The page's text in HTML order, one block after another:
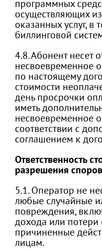
программных
осуществляющих
оказанных услуг, в
биллинговой
4.8. Абонент несет
несвоевременное
по настоящему
стоимости
день просрочки
иметь
несвоевременное
соответствии с
соглашением к
Ответственность
разрешения споров
5.1. Оператор не
любые случайные
повреждения,
дохода или
причиненные
лицам.